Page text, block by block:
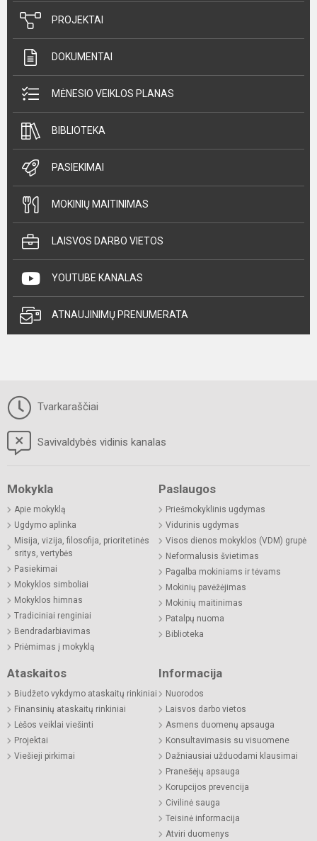
PROJEKTAI
DOKUMENTAI
MĖNESIO VEIKLOS PLANAS
BIBLIOTEKA
PASIEKIMAI
MOKINIŲ MAITINIMAS
LAISVOS DARBO VIETOS
YOUTUBE KANALAS
ATNAUJINIMŲ PRENUMERATA
Tvarkaraščiai
Savivaldybės vidinis kanalas
Mokykla
Apie mokyklą
Ugdymo aplinka
Misija, vizija, filosofija, prioritetinės
sritys, vertybės
Pasiekimai
Mokyklos simboliai
Mokyklos himnas
Tradiciniai renginiai
Bendradarbiavimas
Priėmimas į mokyklą
Paslaugos
Priešmokyklinis ugdymas
Vidurinis ugdymas
Visos dienos mokyklos (VDM) grupė
Neformalusis švietimas
Pagalba mokiniams ir tėvams
Mokinių pavėžėjimas
Mokinių maitinimas
Patalpų nuoma
Biblioteka
Ataskaitos
Biudžeto vykdymo ataskaitų rinkiniai
Finansinių ataskaitų rinkiniai
Lėšos veiklai viešinti
Projektai
Viešieji pirkimai
Informacija
Nuorodos
Laisvos darbo vietos
Asmens duomenų apsauga
Konsultavimasis su visuomene
Dažniausiai užduodami klausimai
Pranešėjų apsauga
Korupcijos prevencija
Civilinė sauga
Teisinė informacija
Atviri duomenys